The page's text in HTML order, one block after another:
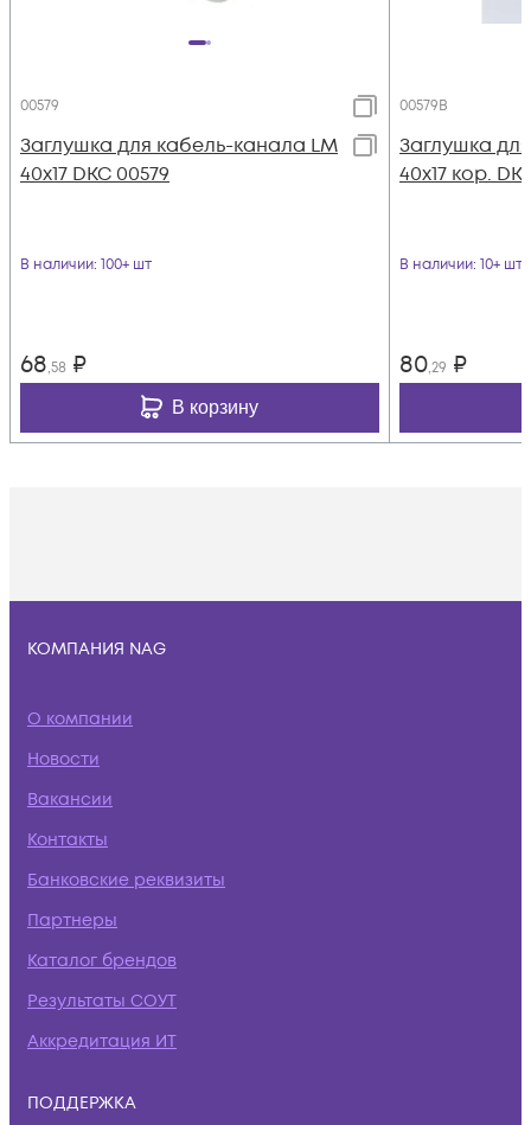
00579
Заглушка для кабель-канала LM
40х17 DKC 00579
В наличии: 100+ шт
68,58 ₽
В корзину
00579B
Заглушка
40х17 кор.
В наличии: 10+ шт
80,29 ₽
КОМПАНИЯ NAG
О компании
Новости
Вакансии
Контакты
Банковские реквизиты
Партнеры
Каталог брендов
Результаты СОУТ
Аккредитация ИТ
ПОДДЕРЖКА